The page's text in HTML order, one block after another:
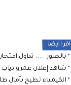
اقرا ايضا
بالصور ..... تداول
شاهد إعلان عمرو دياب
الكيمياء تطيح بآمال